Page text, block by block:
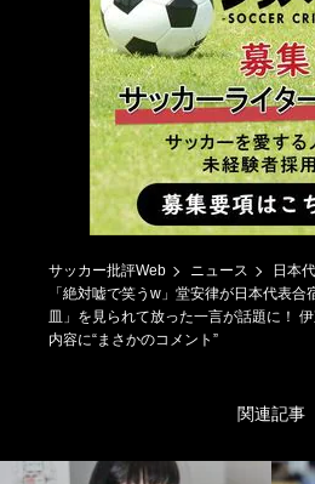
サッカー批評Web ニュース
日本
「絶対嘘で笑うw」堂安律が日本代表
皿」を見られて放った一言が話題に！
内容に“まさかのコメント”
関連記事